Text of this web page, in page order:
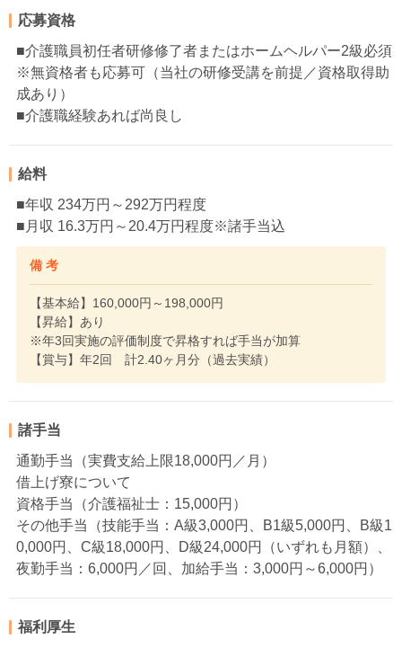
応募資格
■介護職員初任者研修修了者またはホームヘルパー2級必須
※無資格者も応募可（当社の研修受講を前提／資格取得助
成あり）
■介護職経験あれば尚良し
給料
■年収 234万円～292万円程度
■月収 16.3万円～20.4万円程度※諸手当込
備 考
【基本給】160,000円～198,000円
【昇給】あり
※年3回実施の評価制度で昇格すれば手当が加算
【賞与】年2回 計2.40ヶ月分（過去実績）
諸手当
通勤手当（実費支給上限18,000円／月）
借上げ寮について
資格手当（介護福祉士：15,000円）
その他手当（技能手当：A級3,000円、B1級5,000円、B級1
0,000円、C級18,000円、D級24,000円（いずれも月額）、
夜勤手当：6,000円／回、加給手当：3,000円～6,000円）
福利厚生